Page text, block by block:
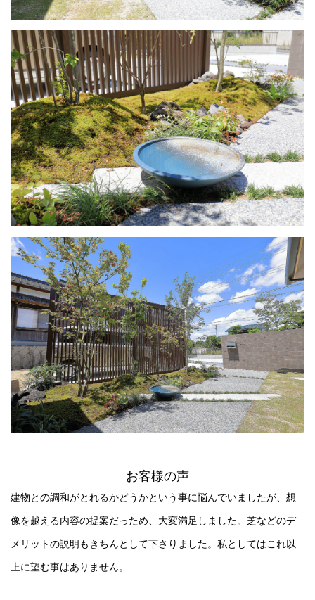
お客様の声
建物との調和がとれるかどうかという事に悩んでいましたが、想
像を越える内容の提案だっため、大変満足しました。芝などのデ
メリットの説明もきちんとして下さりました。私としてはこれ以
上に望む事はありません。